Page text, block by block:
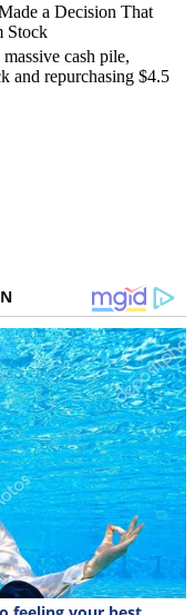
a Decision That
Stock
cash pile,
and repurchasing $4.5